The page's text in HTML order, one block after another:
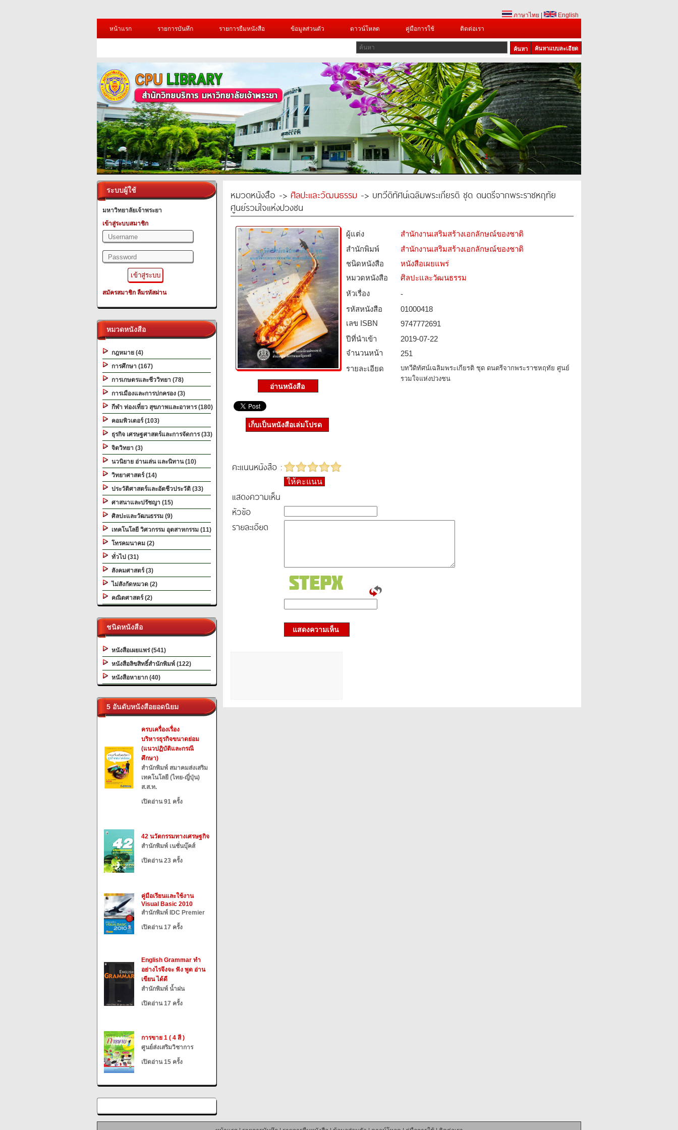
ภาษาไทย
English
หน้าแรก
รายการบันทึก รายการยืมหนังสือ ข้อมูลส่วนตัว ดาวน์โหลด คู่มือการใช้ ติดต่อเรา
ค้นหาแบบละเอียด
1 2 3 4
ระบบผู้ใช้
มหาวิทยาลัยเจ้าพระยา
เข้าสู่ระบบสมาชิก
สมัครสมาชิก ลืมรหัสผ่าน
หมวดหนังสือ
กฎหมาย (4)
การศึกษา (167)
การเกษตรและชีววิทยา (78)
การเมืองและการปกครอง (3)
กีฬา ท่องเที่ยว สุขภาพและอาหาร (180)
คอมพิวเตอร์ (103)
ธุรกิจ เศรษฐศาสตร์และการจัดการ (33)
จิตวิทยา (3)
นวนิยาย อ่านเล่น และนิทาน (10)
วิทยาศาสตร์ (14)
ประวัติศาสตร์และอัตชีวประวัติ (33)
ศาสนาและปรัชญา (15)
ศิลปะและวัฒนธรรม (9)
เทคโนโลยี วิศวกรรม อุตสาหกรรม (11)
โทรคมนาคม (2)
ทั่วไป (31)
สังคมศาสตร์ (3)
ไม่สังกัดหมวด (2)
คณิตศาสตร์ (2)
ชนิดหนังสือ
หนังสือเผยแพร่ (541)
หนังสือลิขสิทธิ์สำนักพิมพ์ (122)
หนังสือหายาก (40)
5 อันดับหนังสือยอดนิยม
ครบเครื่องเรื่อง
บริหารธุรกิจขนาดย่อม
(แนวปฏิบัติและกรณี
ศึกษา)
สำนักพิมพ์ สมาคมส่งเสริม
เทคโนโลยี (ไทย-ญี่ปุ่น)
ส.ส.ท.
เปิดอ่าน 91 ครั้ง
42 นวัตกรรมทางเศรษฐกิจ
สำนักพิมพ์ เนชั่นบุ๊คส์
เปิดอ่าน 23 ครั้ง
คู่มือเรียนและใช้งาน
Visual Basic 2010
สำนักพิมพ์ IDC Premier
เปิดอ่าน 17 ครั้ง
English Grammar ทำ
อย่างไรจึงจะ ฟัง พูด อ่าน
เขียน ได้ดี
สำนักพิมพ์ น้ำฝน
เปิดอ่าน 17 ครั้ง
การขาย 1 ( 4 สี )
ศูนย์ส่งเสริมวิชาการ
เปิดอ่าน 15 ครั้ง
หมวดหนังสือ -> ศิลปะและวัฒนธรรม -> บทวีดิทัศน์เฉลิมพระเกียรติ ชุด ดนตรีจากพระราชหฤทัย
ศูนย์รวมใจแห่งปวงชน
ผู้แต่ง
สำนักงานเสริมสร้างเอกลักษณ์ของชาติ
สำนักพิมพ์
สำนักงานเสริมสร้างเอกลักษณ์ของชาติ
ชนิดหนังสือ­
หนังสือเผยแพร่
หมวดหนังสือ­
ศิลปะและวัฒนธรรม
หัวเรื่อง
-
รหัสหนังสือ­
01000418
เลข ISBN
9747772691
ปีที่นำเข้า
2019-07-22
จำนวนหน้า
251
รายละเอียด
บทวีดิทัศน์เฉลิมพระเกียรติ ชุด ดนตรีจากพระราชหฤทัย ศูนย์
รวมใจแห่งปวงชน
เก็บเป็นหนังสือเล่มโปรด
คะแนนหนังสือ :
ให้คะแนน
แสดงความเห็น
หัวข้อ
รายละเอียด
แสดงความเห็น